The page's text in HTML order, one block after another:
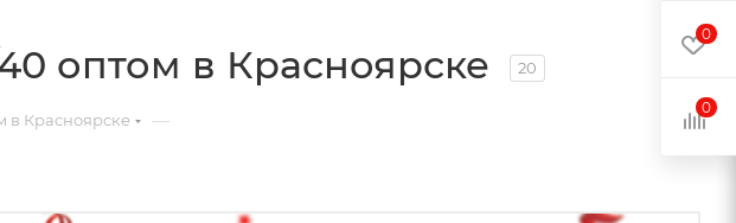
оптом в Красноярске 20
в Красноярске —
0
0